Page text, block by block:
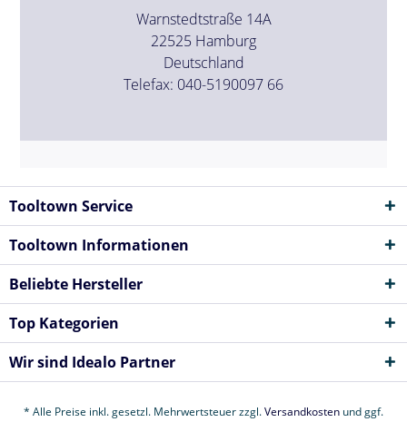
Warnstedtstraße 14A
22525 Hamburg
Deutschland
Telefax: 040-5190097 66
Tooltown Service
Tooltown Informationen
Beliebte Hersteller
Top Kategorien
Wir sind Idealo Partner
* Alle Preise inkl. gesetzl. Mehrwertsteuer zzgl.Versandkosten und ggf.